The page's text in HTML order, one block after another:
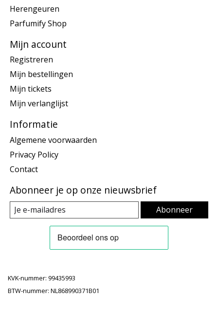
Herengeuren
Parfumify Shop
Mijn account
Registreren
Mijn bestellingen
Mijn tickets
Mijn verlanglijst
Informatie
Algemene voorwaarden
Privacy Policy
Contact
Abonneer je op onze nieuwsbrief
Abonneer
KVK-nummer: 99435993
BTW-nummer: NL868990371B01